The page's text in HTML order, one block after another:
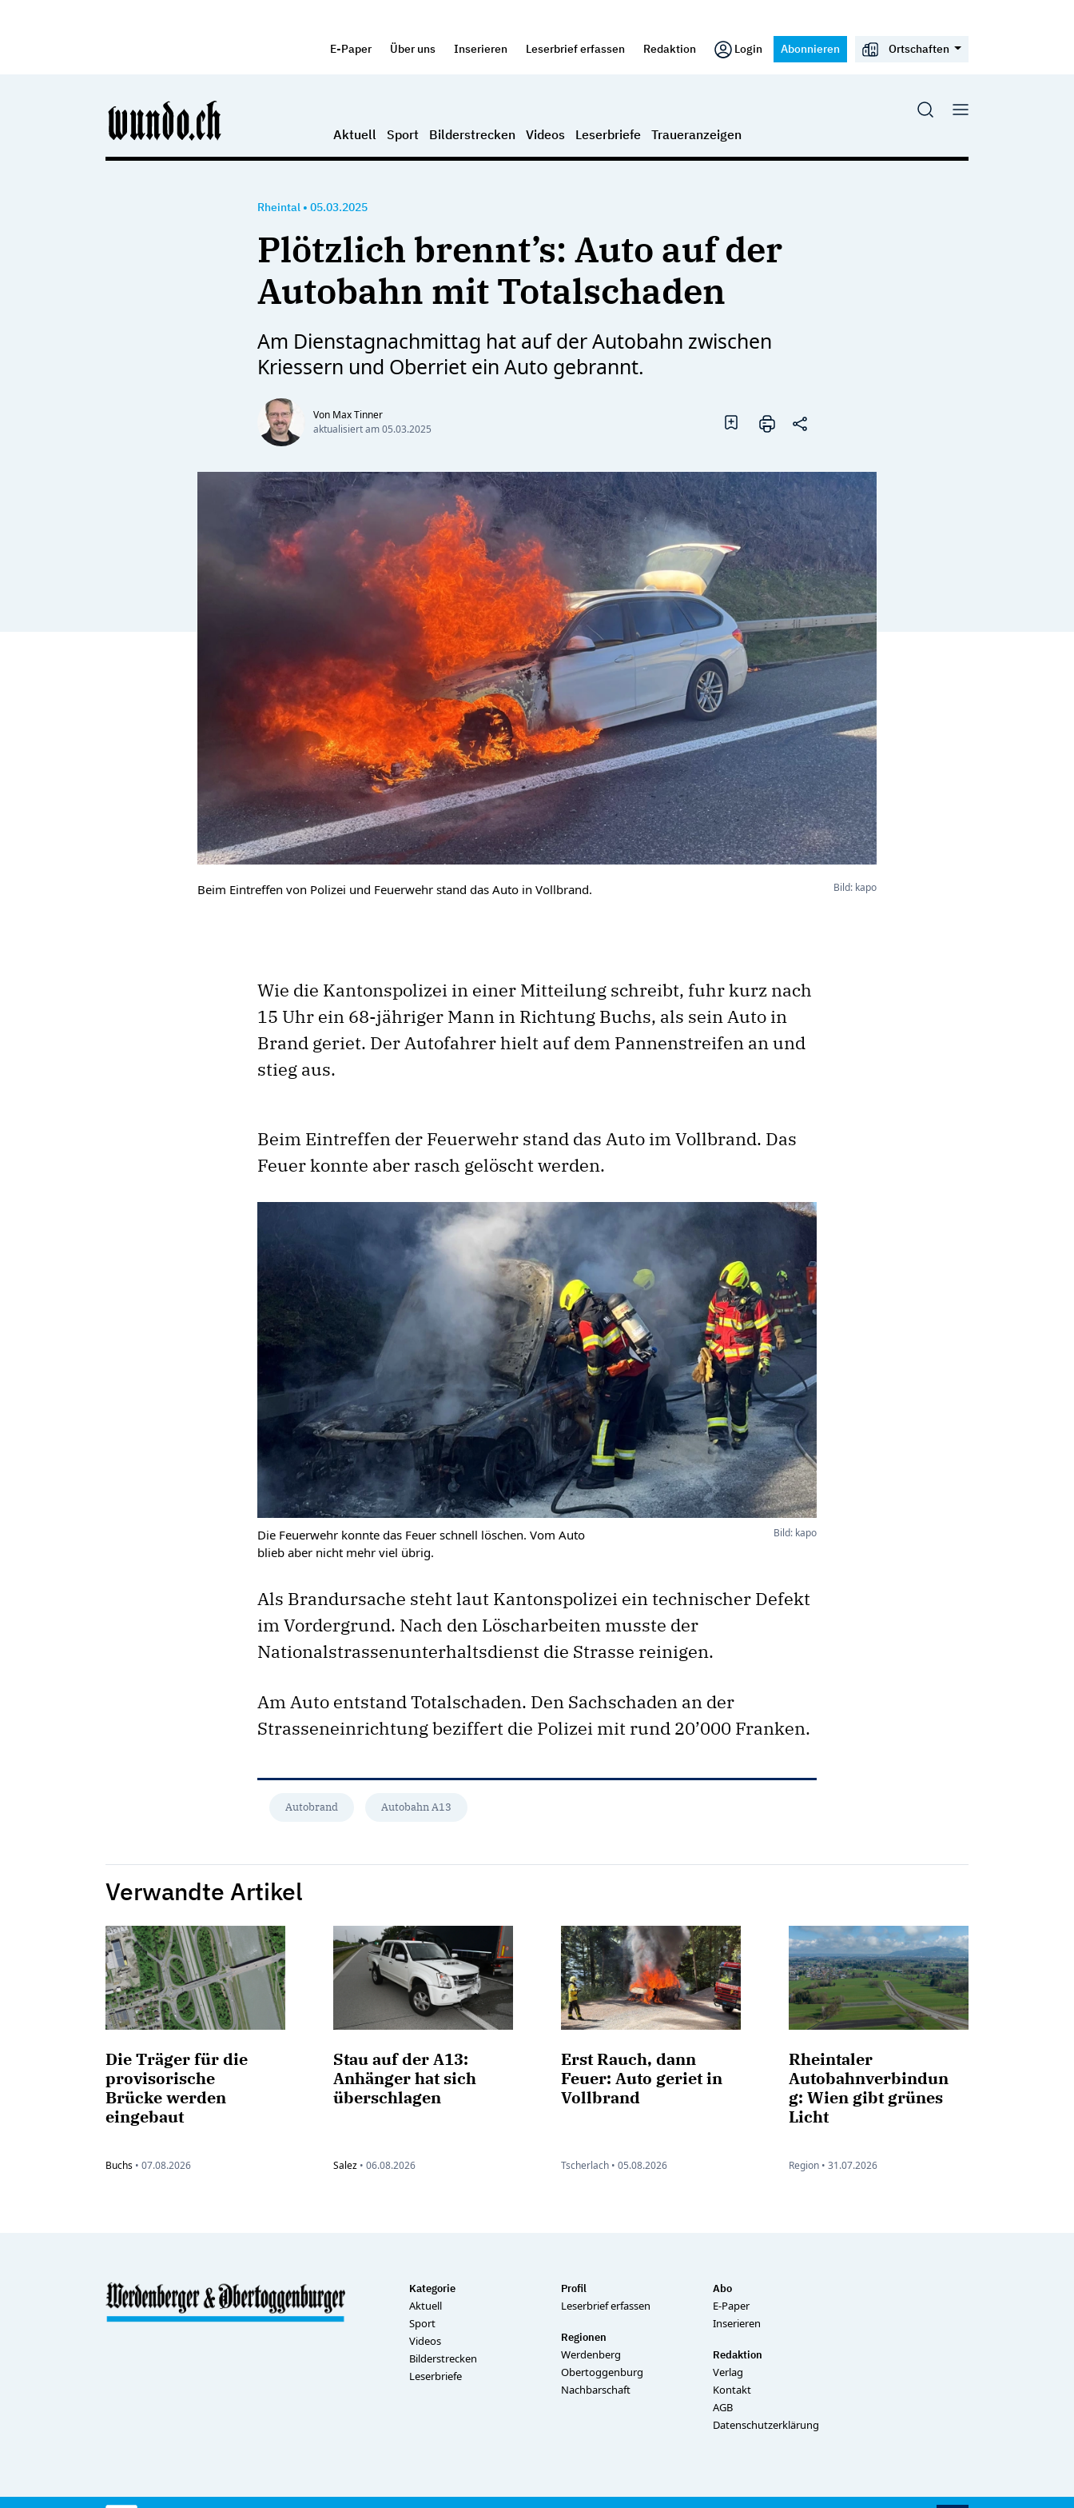
E-Paper Über uns Inserieren Leserbrief erfassen Redaktion Login Abonnieren Ortschaften
Aktuell Sport Bilderstrecken Videos Leserbriefe Traueranzeigen
Rheintal • 05.03.2025
Plötzlich brennt’s: Auto auf der
Autobahn mit Totalschaden
Am Dienstagnachmittag hat auf der Autobahn zwischen
Kriessern und Oberriet ein Auto gebrannt.
Von Max Tinner
aktualisiert am05.03.2025
Beim Eintreffen von Polizei und Feuerwehr stand das Auto in Vollbrand. Bild: kapo
Wie die Kantonspolizei in einer Mitteilung schreibt, fuhr kurz nach
15 Uhr ein 68-jähriger Mann in Richtung Buchs, als sein Auto in
Brand geriet. Der Autofahrer hielt auf dem Pannenstreifen an und
stieg aus.
Beim Eintreffen der Feuerwehr stand das Auto im Vollbrand. Das
Feuer konnte aber rasch gelöscht werden.
Die Feuerwehr konnte das Feuer schnell löschen. Vom Auto
blieb aber nicht mehr viel übrig.
Bild: kapo
Als Brandursache steht laut Kantonspolizei ein technischer Defekt
im Vordergrund. Nach den Löscharbeiten musste der
Nationalstrassenunterhaltsdienst die Strasse reinigen.
Am Auto entstand Totalschaden. Den Sachschaden an der
Strasseneinrichtung beziffert die Polizei mit rund 20’000 Franken.
Autobrand Autobahn A13
Verwandte Artikel
Die Träger für die
provisorische
Brücke werden
eingebaut
Buchs • 07.08.2026
Stau auf der A13:
Anhänger hat sich
überschlagen
Salez • 06.08.2026
Erst Rauch, dann
Feuer: Auto geriet in
Vollbrand
Tscherlach • 05.08.2026
Rheintaler
Autobahnverbindun
g: Wien gibt grünes
Licht
Region • 31.07.2026
Kategorie
Aktuell
Sport
Videos
Bilderstrecken
Leserbriefe
Profil
Leserbrief erfassen
Regionen
Werdenberg
Obertoggenburg
Nachbarschaft
Abo
E-Paper
Inserieren
Redaktion
Verlag
Kontakt
AGB
Datenschutzerklärung